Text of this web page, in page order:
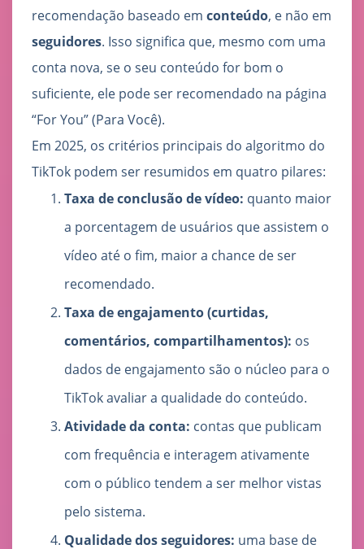
recomendação baseado em conteúdo, e não em
seguidores. Isso significa que, mesmo com uma
conta nova, se o seu conteúdo for bom o
suficiente, ele pode ser recomendado na página
“For You” (Para Você).
Em 2025, os critérios principais do algoritmo do
TikTok podem ser resumidos em quatro pilares:
Taxa de conclusão de vídeo: quanto maior
a porcentagem de usuários que assistem o
vídeo até o fim, maior a chance de ser
recomendado.
Taxa de engajamento (curtidas,
comentários, compartilhamentos): os
dados de engajamento são o núcleo para o
TikTok avaliar a qualidade do conteúdo.
Atividade da conta: contas que publicam
com frequência e interagem ativamente
com o público tendem a ser melhor vistas
pelo sistema.
Qualidade dos seguidores: uma base de